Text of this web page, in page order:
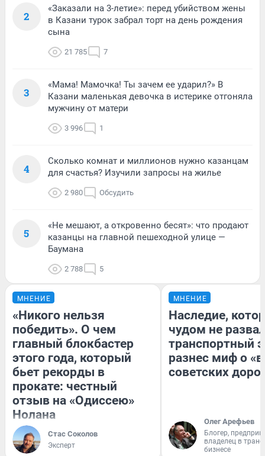
2
«Заказали на 3-летие»: перед убийством жены
в Казани турок забрал торт на день рождения
сына
21 785 7
3
«Мама! Мамочка! Ты зачем ее ударил?» В
Казани маленькая девочка в истерике отгоняла
мужчину от матери
3 996 1
4
Сколько комнат и миллионов нужно казанцам
для счастья? Изучили запросы на жилье
2 980 Обсудить
5
«Не мешают, а откровенно бесят»: что продают
казанцы на главной пешеходной улице —
Баумана
2 788 5
МНЕНИЕ
«Никого нельзя
победить». О чем
главный блокбастер
этого года, который
бьет рекорды в
прокате: честный
отзыв на «Одиссею»
Нолана
Стас Соколов
Эксперт
МНЕНИЕ
Наследие,
чудом не
транспортный
разнес миф о
советских
Олег Арефьев
Блогер,
владелец в
бизнесе